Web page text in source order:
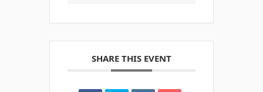
SHARE THIS EVENT